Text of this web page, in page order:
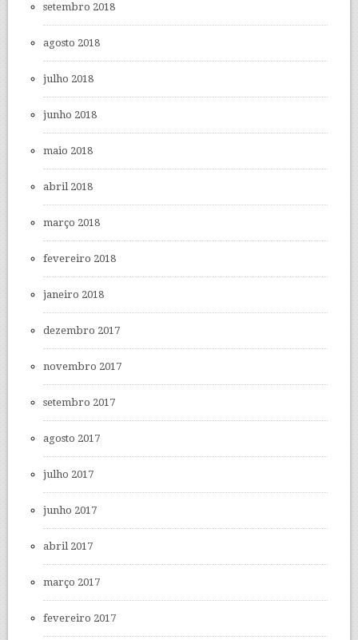
setembro 2018
agosto 2018
julho 2018
junho 2018
maio 2018
abril 2018
março 2018
fevereiro 2018
janeiro 2018
dezembro 2017
novembro 2017
setembro 2017
agosto 2017
julho 2017
junho 2017
abril 2017
março 2017
fevereiro 2017